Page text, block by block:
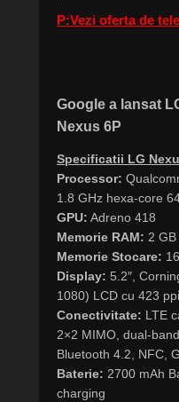
P:Vezi oferta de
Google a lansat
Nexus 6P
Specificatii LG
Processor:
1.8 GHz hexa-core
GPU: Adreno 418
Memorie RAM: 2 GB
Memorie Stocare:
Display: 5.2″,
1080) LCD cu 423 ppi
Conectivitate: LTE
2×2 MIMO, dual-
Bluetooth 4.2, NFC,
Baterie: 2700 mAh
charging